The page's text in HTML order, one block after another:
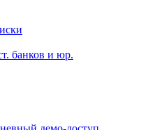
банков и юр.